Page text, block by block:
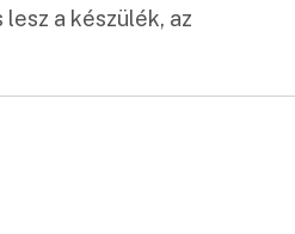
a készülék, az